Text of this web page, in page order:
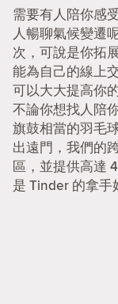
需要有人陪你感
人暢聊氣候變遷
次，可說是你拓
能為自己的線上
可以大大提高你
不論你想找人陪
旗鼓相當的羽毛
出遠門，我們的
區，並提供高達
是 Tinder 的拿手